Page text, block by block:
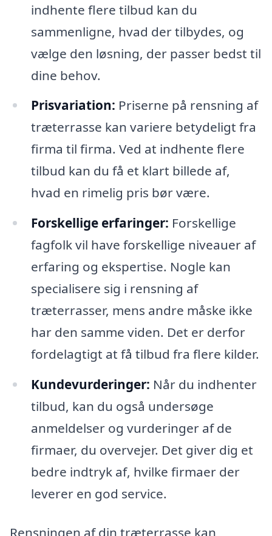
indhente flere tilbud kan du
sammenligne, hvad der tilbydes, og
vælge den løsning, der passer bedst til
dine behov.
Prisvariation: Priserne på rensning af
træterrasse kan variere betydeligt fra
firma til firma. Ved at indhente flere
tilbud kan du få et klart billede af,
hvad en rimelig pris bør være.
Forskellige erfaringer: Forskellige
fagfolk vil have forskellige niveauer af
erfaring og ekspertise. Nogle kan
specialisere sig i rensning af
træterrasser, mens andre måske ikke
har den samme viden. Det er derfor
fordelagtigt at få tilbud fra flere kilder.
Kundevurderinger: Når du indhenter
tilbud, kan du også undersøge
anmeldelser og vurderinger af de
firmaer, du overvejer. Det giver dig et
bedre indtryk af, hvilke firmaer der
leverer en god service.
Rensningen af din træterrasse kan